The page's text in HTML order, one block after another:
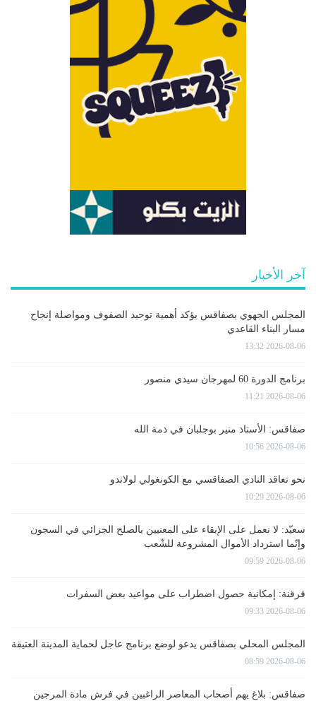
آخر الأخبار
المجلس الجهوي بصفاقس يؤكد أهمية توحيد الصفوف ومواصلة إنجاح
مسار البناء القاعدي
2026-08-06 13:32
برنامج الدورة 60 لمهرجان سيدي منصور
2026-08-06 11:21
صفاقس: الأستاذ منير بوجلبان في ذمة الله
2026-08-06 10:56
نحو تعاقد النادي الصفاقسي مع الكونغولي لولاندو
2026-08-06 10:29
سعيّد: لا نعمل على الإبقاء على المعنيين بالصلح الجزائي في السجون
وإنّما استرداد الأموال المشروعة للشّعب
2026-08-06 09:59
قرقنة: إمكانية حصول اضطراب على مواعيد بعض السفرات
2026-08-06 09:33
المجلس المحلي بصفاقس يدعو لوضع برنامج عاجل لحماية المدينة العتيقة
2026-08-06 08:59
صفاقس: بلاغ يهم أصحاب المعاصر الراغبين في فرش مادة المرجين